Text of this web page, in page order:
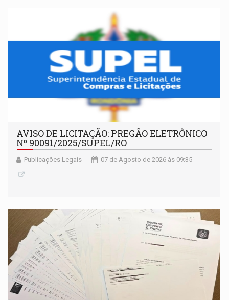
AVISO DE LICITAÇÃO: PREGÃO ELETRÔNICO
Nº 90091/2025/SUPEL/RO
Publicações Legais 07 de Agosto de 2026 às 09:35